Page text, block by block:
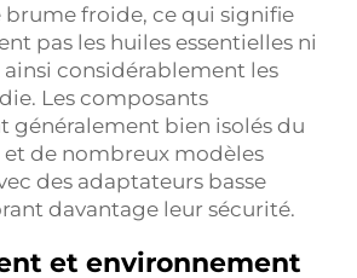
froide, ce qui signifie
pas les huiles essentielles ni
ainsi considérablement les
Les composants
généralement bien isolés du
et de nombreux modèles
des adaptateurs basse
davantage leur sécurité.
et environnement